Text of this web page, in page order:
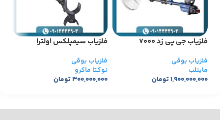
فلزیاب جی پی زد 7000
فلزیاب بوقی
ماینلب
۱,۹۰۰,۰۰۰,۰۰۰تومان
فلزیاب سیمپلکس اولترا
فلزیاب بوقی
نوکتا ماکرو
۳۰۰,۰۰۰,۰۰۰تومان